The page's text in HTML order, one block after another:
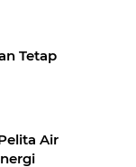
Tetap
Air